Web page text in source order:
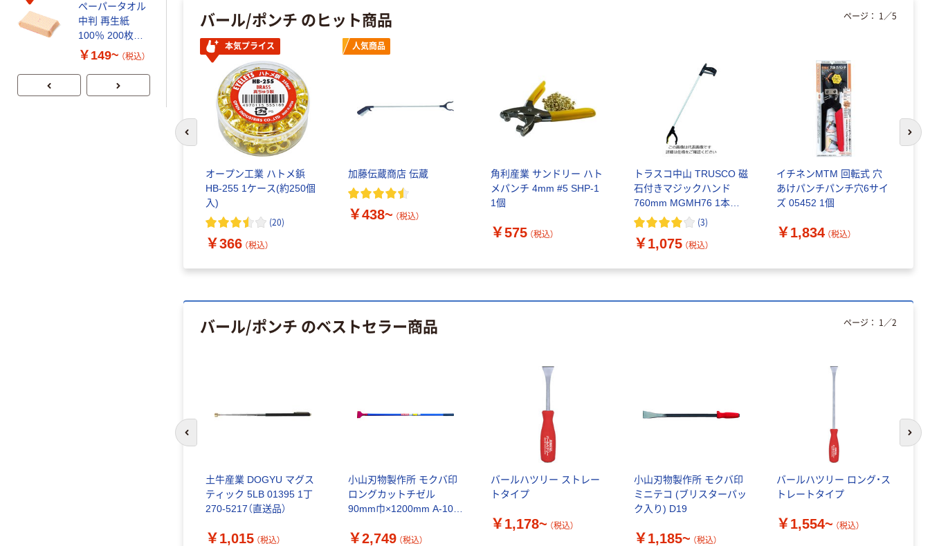
バール/ポンチ のヒット商品
本気プライス
オープン工業 ハトメ鋲
HB-255 1ケース(約250個
入)
(20)
￥366 （税込）
人気商品
加藤伝蔵商店 伝蔵
￥438~ （税込）
角利産業 サンドリー ハト
メパンチ 4mm #5 SHP-1
1個
￥575 （税込）
トラスコ中山 TRUSCO 磁
石付きマジックハンド
760mm MGMH76 1本
207-5975
(3)
￥1,075 （税込）
イチネンMTM 回転式 穴
あけパンチパンチ穴6サイ
ズ 05452 1個
￥1,834 （税込）
ページ： 1／5
前のスライドへ 次
バール/ポンチ のベストセラー商品
土牛産業 DOGYU マグス
ティック 5LB 01395 1丁
270-5217（直送品）
￥1,015 （税込）
小山刃物製作所 モクバ印
ロングカットチゼル
90mm巾×1200mm A-10 1
￥2,749 （税込）
バールハツリー ストレー
トタイプ
￥1,178~ （税込）
小山刃物製作所 モクバ印
ミニテコ (ブリスターパッ
ク入り) D19
￥1,185~ （税込）
バールハツリー ロング・ス
トレートタイプ
￥1,554~ （税込）
ページ： 1 ／2
次
ペーパータオル
中判 再生紙
100％ 200枚
FSC認証 シング
企画 オリジナル
￥149~ （税込）
スチックグロー
ブ 薄手 粉な
し（パウダーフ
リー）
￥298~ （税込）
ファーストレイ
ップ
中判 再生紙
ル 大王製紙共同
企画 オリジナル